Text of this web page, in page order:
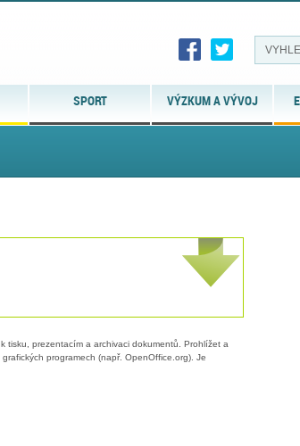
SPORT VÝZKUM A VÝVOJ
tisku, prezentacím a archivaci dokumentů. Prohlížet a
programech (např. OpenOffice.org). Je